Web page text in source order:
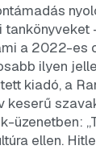
a 2022-es
ilyen
kiadó, a
keserű
üzenetben:
ellen.